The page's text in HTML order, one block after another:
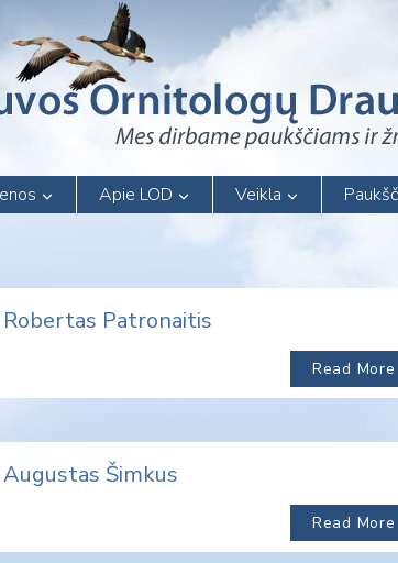
Apie LOD Veikla
Robertas Patronaitis
Read More
Augustas Šimkus
Read More